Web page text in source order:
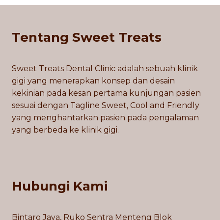
Tentang Sweet Treats
Sweet Treats Dental Clinic adalah sebuah klinik
gigi yang menerapkan konsep dan desain
kekinian pada kesan pertama kunjungan pasien
sesuai dengan Tagline Sweet, Cool and Friendly
yang menghantarkan pasien pada pengalaman
yang berbeda ke klinik gigi.
Hubungi Kami
Bintaro Jaya, Ruko Sentra Menteng Blok